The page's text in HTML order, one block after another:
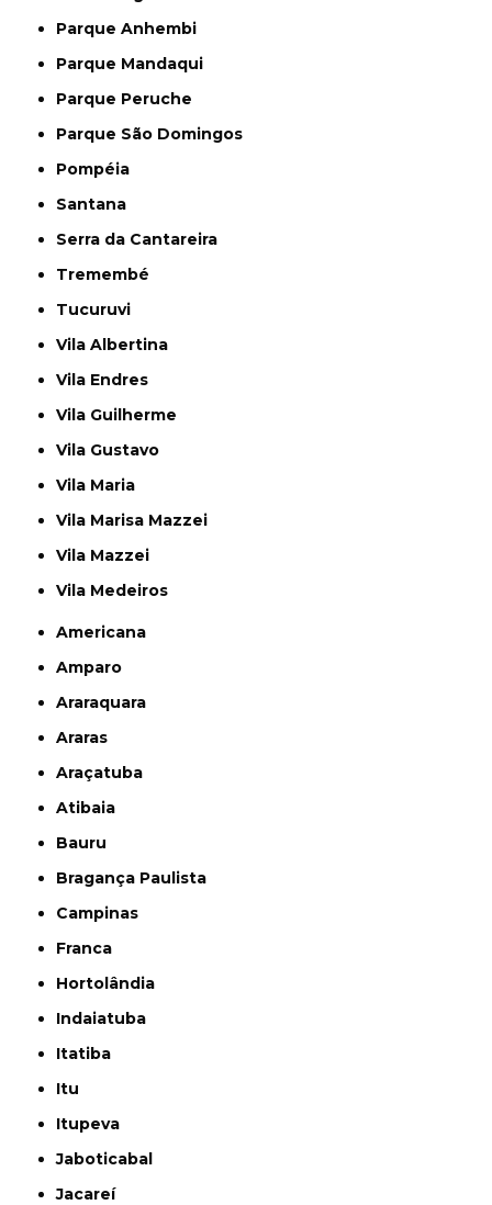
Parque Anhembi
Parque Mandaqui
Parque Peruche
Parque São Domingos
Pompéia
Santana
Serra da Cantareira
Tremembé
Tucuruvi
Vila Albertina
Vila Endres
Vila Guilherme
Vila Gustavo
Vila Maria
Vila Marisa Mazzei
Vila Mazzei
Vila Medeiros
Americana
Amparo
Araraquara
Araras
Araçatuba
Atibaia
Bauru
Bragança Paulista
Campinas
Franca
Hortolândia
Indaiatuba
Itatiba
Itu
Itupeva
Jaboticabal
Jacareí